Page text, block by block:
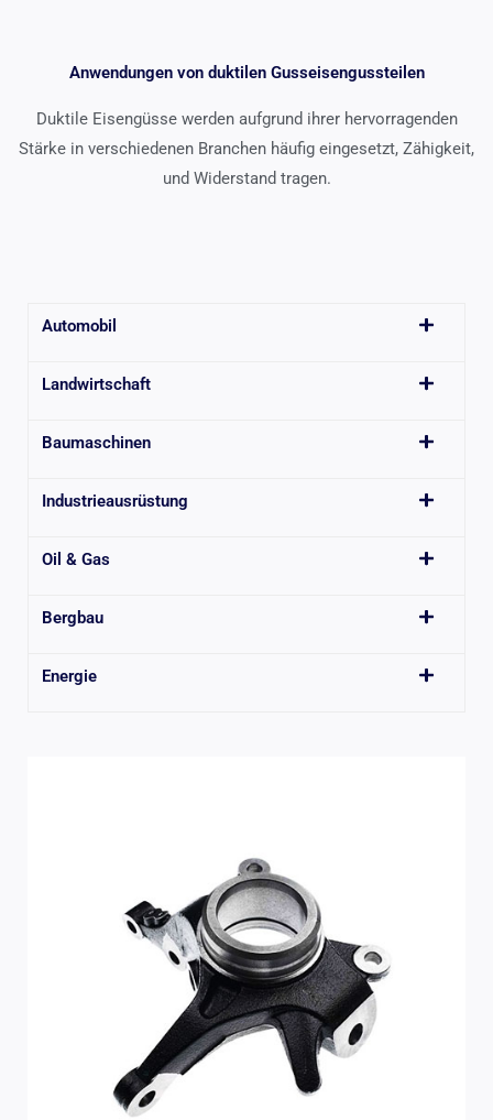
Anwendungen von duktilen Gusseisengussteilen
Duktile Eisengüsse werden aufgrund ihrer hervorragenden
Stärke in verschiedenen Branchen häufig eingesetzt, Zähigkeit,
und Widerstand tragen.
Automobil
Landwirtschaft
Baumaschinen
Industrieausrüstung
Oil & Gas
Bergbau
Energie